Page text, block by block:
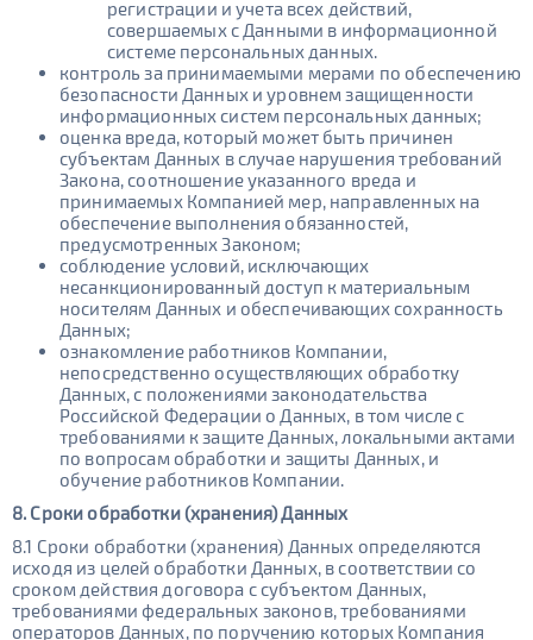
регистрации и учета всех действий,
совершаемых с Данными в информационной
системе персональных данных.
контроль за принимаемыми мерами по обеспечению
безопасности Данных и уровнем защищенности
информационных систем персональных данных;
оценка вреда, который может быть причинен
субъектам Данных в случае нарушения требований
Закона, соотношение указанного вреда и
принимаемых Компанией мер, направленных на
обеспечение выполнения обязанностей,
предусмотренных Законом;
соблюдение условий, исключающих
несанкционированный доступ к материальным
носителям Данных и обеспечивающих сохранность
Данных;
ознакомление работников Компании,
непосредственно осуществляющих обработку
Данных, с положениями законодательства
Российской Федерации о Данных, в том числе с
требованиями к защите Данных, локальными актами
по вопросам обработки и защиты Данных, и
обучение работников Компании.
8. Сроки обработки (хранения) Данных
8.1 Сроки обработки (хранения) Данных определяются
исходя из целей обработки Данных, в соответствии со
сроком действия договора с субъектом Данных,
требованиями федеральных законов, требованиями
операторов Данных, по поручению которых Компания